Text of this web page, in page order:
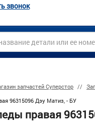
звонок
запчастей Суперстор
96315096 Дэу Матиз, - БУ
правая